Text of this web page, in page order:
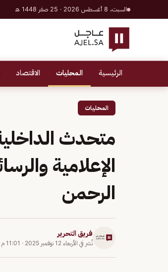
السبت، 8 أغسطس 2026 · 25 صفر 1448 هـ
الرئيسية المحليات الاقتصاد
المحليات
متحدث
الإعلامية
الرحمن
فريق التحرير
نُشر في الأربعاء 12 نوفمبر 2025 · 11:01 م